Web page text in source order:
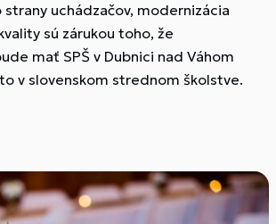
strany uchádzačov, modernizácia
sú zárukou toho, že
mať SPŠ v Dubnici nad Váhom
v slovenskom strednom školstve.